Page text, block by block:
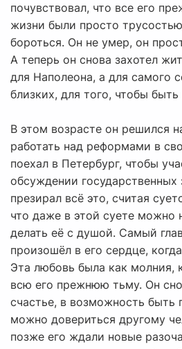
почувствовал, что все его
жизни были просто
бороться. Он не умер, он
А теперь он снова захотел
для Наполеона, а для самого
близких, для того, чтобы
В этом возрасте он решился
работать над реформами в
поехал в Петербург, чтобы
обсуждении государственных
презирал всё это, считая
что даже в этой суете можно
делать её с душой. Самый
произошёл в его сердце,
Эта любовь была как молния,
всю его прежнюю тьму. Он
счастье, в возможность быть
можно довериться другому
позже его ждали новые